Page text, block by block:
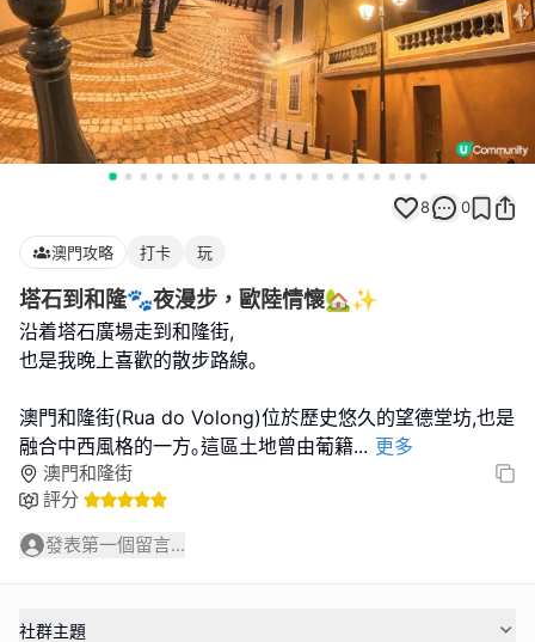
8 0
澳門攻略 打卡 玩
塔石到和隆🐾夜漫步，歐陸情懷🏡✨
沿着塔石廣場走到和隆街,
也是我晚上喜歡的散步路線｡
澳門和隆街(Rua do Volong)位於歷史悠久的望德堂坊,也是
融合中西風格的一方｡這區土地曾由葡籍... 更多
澳門和隆街
評分
發表第一個留言...
社群主題